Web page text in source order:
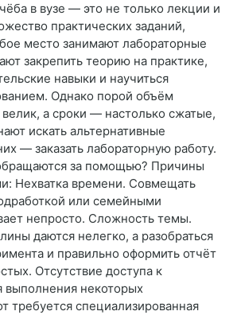
в вузе — это не только лекции и
практических заданий,
место занимают лабораторные
закрепить теорию на практике,
навыки и научиться
Однако порой объём
велик, а сроки — настолько сжатые,
искать альтернативные
— заказать лабораторную работу.
за помощью? Причины
Нехватка времени. Совмещать
или семейными
непросто. Сложность темы.
даются нелегко, а разобраться
и правильно оформить отчёт
Отсутствие доступа к
выполнения некоторых
требуется специализированная